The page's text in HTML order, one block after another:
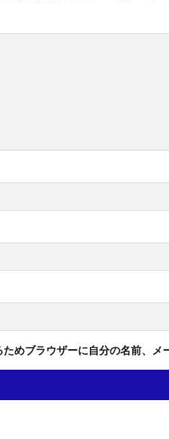
めブラウザーに自分の名前、メ